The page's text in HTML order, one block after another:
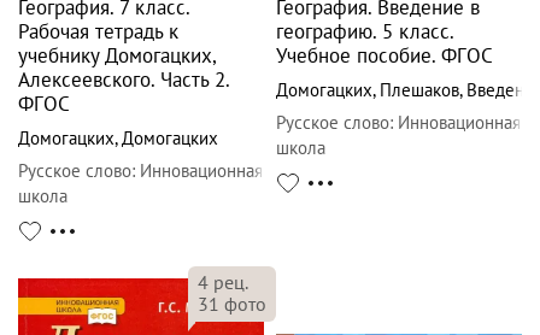
География. 7 класс.
Рабочая тетрадь к
учебнику Домогацких,
Алексеевского. Часть 2.
ФГОС
Домогацких,Домогацких
Русское слово: Инновационная
школа
География. Введение в
географию. 5 класс.
Учебное пособие. ФГОС
Домогацких, Плешаков,
Русское слово: Инновационная
школа
4 рец.
31 фото